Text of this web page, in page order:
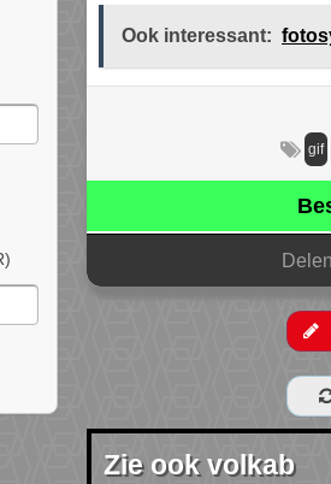
Ook interessant:
gif
Zie ook volkab